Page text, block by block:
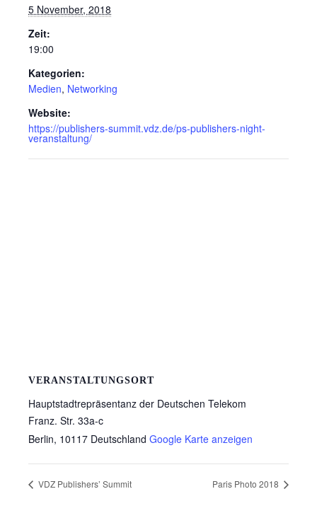
5 November, 2018
Zeit:
19:00
Kategorien:
Medien, Networking
Website:
https://publishers-summit.vdz.de/ps-publishers-night-
veranstaltung/
VERANSTALTUNGSORT
Hauptstadtrepräsentanz der Deutschen Telekom
Franz. Str. 33a-c
Berlin, 10117 Deutschland Google Karte anzeigen
VDZ Publishers’ Summit Paris Photo 2018